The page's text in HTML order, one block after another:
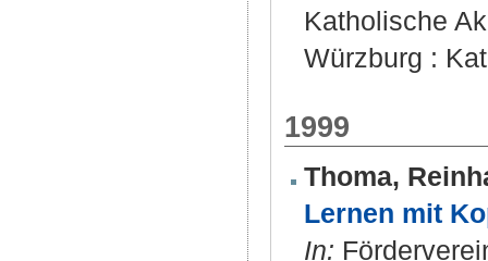
Katholische
Würzburg :
1999
Thoma,
Lernen mit
In: